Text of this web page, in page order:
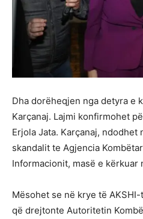
Dha dorëheqjen nga detyra e
Karçanaj. Lajmi konfirmohet
Erjola Jata. Karçanaj, ndodhet
skandalit te Agjencia
Informacionit, masë e kërkuar
Mësohet se në krye të
që drejtonte Autoritetin